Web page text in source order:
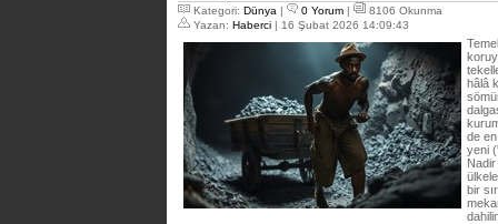
Kategori: Dünya | 0 Yorum |
8106 Okunma
Yazan: Haberci | 16 Şubat 2026 14:09:43
hâlâ
de
yeni
bir